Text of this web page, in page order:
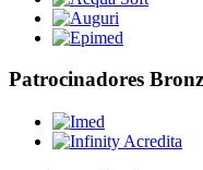
Patrocinadores